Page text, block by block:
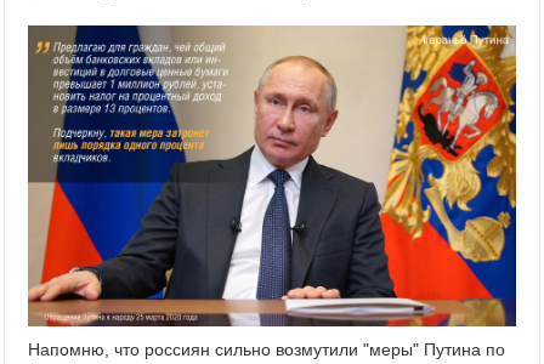
Архив
Фототоп
Видеотоп
Напомню, что россиян сильно возмутили "меры" Путина по